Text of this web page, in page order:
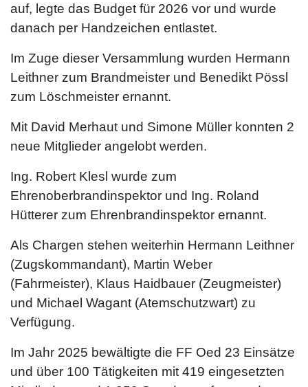
auf, legte das Budget für 2026 vor und wurde
danach per Handzeichen entlastet.
Im Zuge dieser Versammlung wurden Hermann
Leithner zum Brandmeister und Benedikt Pössl
zum Löschmeister ernannt.
Mit David Merhaut und Simone Müller konnten 2
neue Mitglieder angelobt werden.
Ing. Robert Klesl wurde zum
Ehrenoberbrandinspektor und Ing. Roland
Hütterer zum Ehrenbrandinspektor ernannt.
Als Chargen stehen weiterhin Hermann Leithner
(Zugskommandant), Martin Weber
(Fahrmeister), Klaus Haidbauer (Zeugmeister)
und Michael Wagant (Atemschutzwart) zu
Verfügung.
Im Jahr 2025 bewältigte die FF Oed 23 Einsätze
und über 100 Tätigkeiten mit 419 eingesetzten